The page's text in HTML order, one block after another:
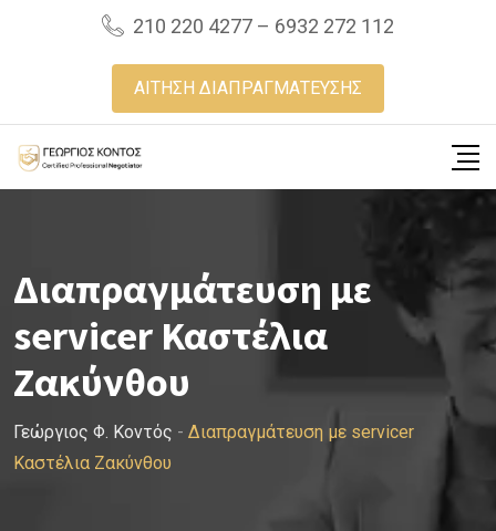
210 220 4277 – 6932 272 112
ΑΙΤΗΣΗ ΔΙΑΠΡΑΓΜΑΤΕΥΣΗΣ
Διαπραγμάτευση με
servicer Καστέλια
Ζακύνθου
Γεώργιος Φ. Κοντός - Διαπραγμάτευση με servicer
Καστέλια Ζακύνθου